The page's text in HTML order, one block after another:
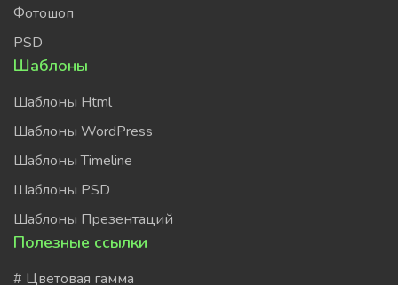
Фотошоп
PSD
Шаблоны
Шаблоны Html
Шаблоны WordPress
Шаблоны Timeline
Шаблоны PSD
Шаблоны Презентаций
Полезные ссылки
# Цветовая гамма